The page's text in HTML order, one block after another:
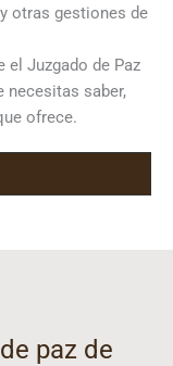
otras gestiones de
Juzgado de Paz
necesitas saber,
ofrece.
paz de